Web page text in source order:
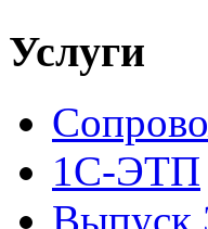
Услуги
1С-ЭТП